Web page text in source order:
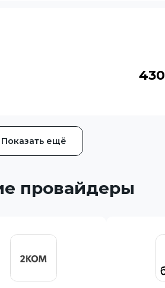
430
Показать ещё
провайдеры